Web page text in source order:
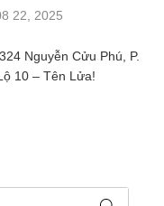
22, 2025
Nguyễn Cửu Phú, P.
10 – Tên Lửa!